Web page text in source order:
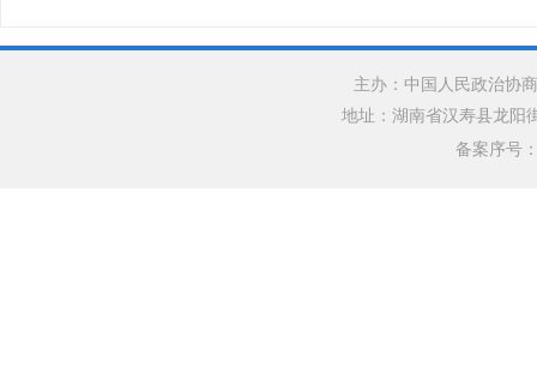
主办：中国人民政治协
地址：湖南省汉寿县龙
备案序号